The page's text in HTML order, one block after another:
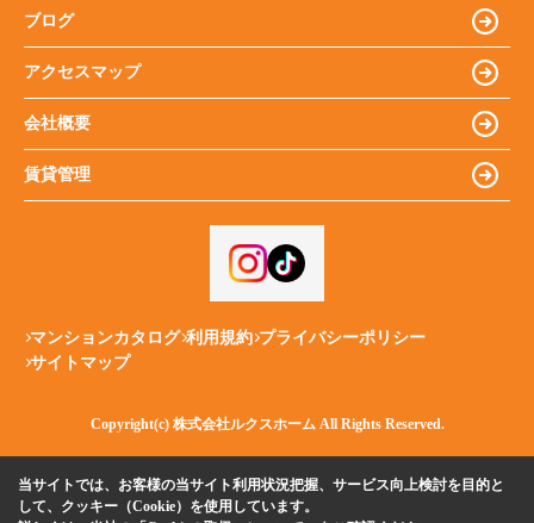
ブログ
アクセスマップ
会社概要
賃貸管理
マンションカタログ 利用規約 プライバシーポリシー
サイトマップ
Copyright(c) 株式会社ルクスホーム All Rights Reserved.
当サイトでは、お客様の当サイト利用状況把握、サービス向上検討を目的と
して、クッキー（Cookie）を使用しています。